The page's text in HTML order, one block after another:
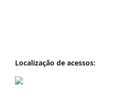
Localização de acessos: